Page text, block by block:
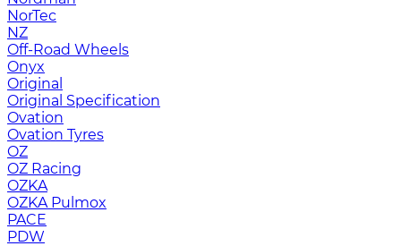
NorTec
NZ
Off-Road Wheels
Onyx
Original
Original Specification
Ovation
Ovation Tyres
OZ
OZ Racing
OZKA
OZKA Pulmox
PACE
PDW